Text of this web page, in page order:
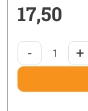
17,50
- +